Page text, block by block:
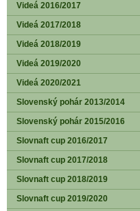
Videá 2016/2017
Videá 2017/2018
Videá 2018/2019
Videá 2019/2020
Videá 2020/2021
Slovenský pohár 2013/2014
Slovenský pohár 2015/2016
Slovnaft cup 2016/2017
Slovnaft cup 2017/2018
Slovnaft cup 2018/2019
Slovnaft cup 2019/2020